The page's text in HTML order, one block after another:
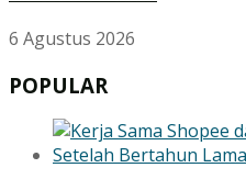
6 Agustus 2026
POPULAR